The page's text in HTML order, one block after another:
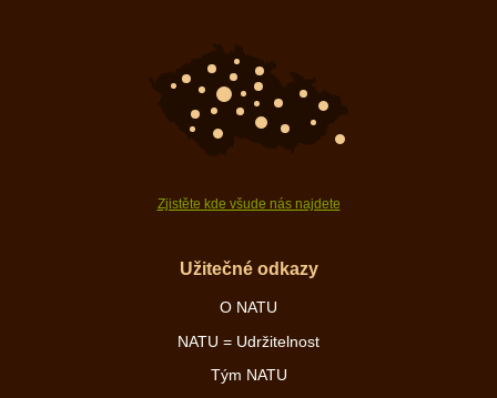
Zjistěte kde všude nás najdete
Užitečné odkazy
O NATU
NATU = Udržitelnost
Tým NATU